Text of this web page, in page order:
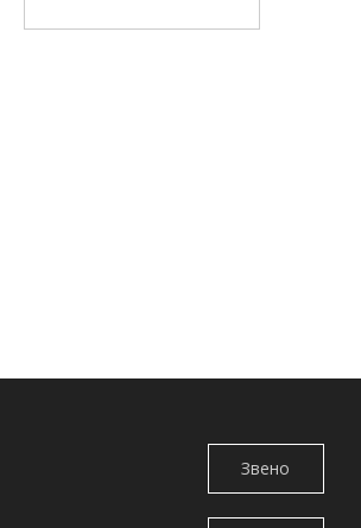
экскаватора H Link для
Звено
гусеницы/